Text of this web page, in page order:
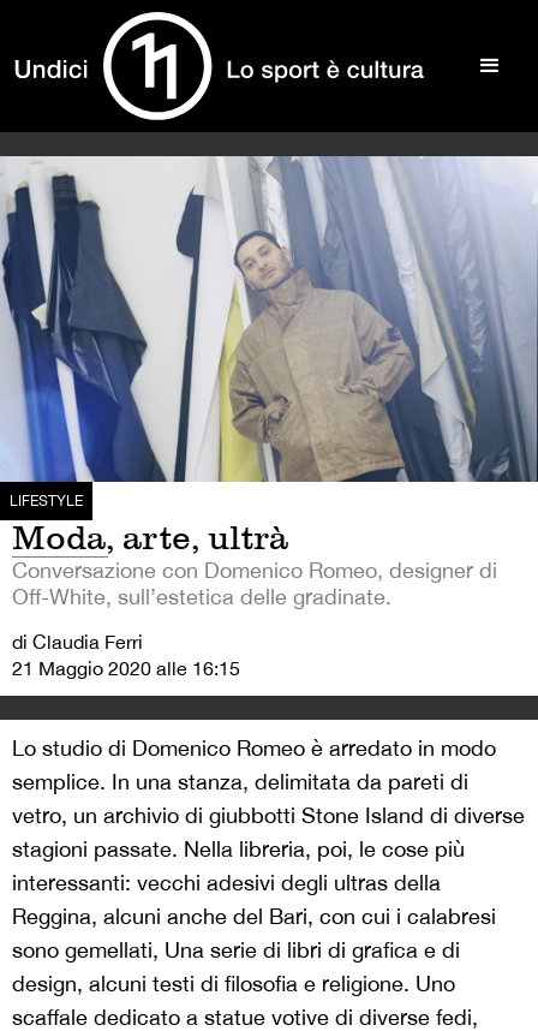
LIFESTYLE
Moda, arte, ultrà
Conversazione con Domenico Romeo, designer di
Off-White, sull’estetica delle gradinate.
di Claudia Ferri
21 Maggio 2020 alle 16:15
Lo studio di Domenico Romeo è arredato in modo
semplice. In una stanza, delimitata da pareti di
vetro, un archivio di giubbotti Stone Island di diverse
stagioni passate. Nella libreria, poi, le cose più
interessanti: vecchi adesivi degli ultras della
Reggina, alcuni anche del Bari, con cui i calabresi
sono gemellati, Una serie di libri di grafica e di
design, alcuni testi di filosofia e religione. Uno
scaffale dedicato a statue votive di diverse fedi,